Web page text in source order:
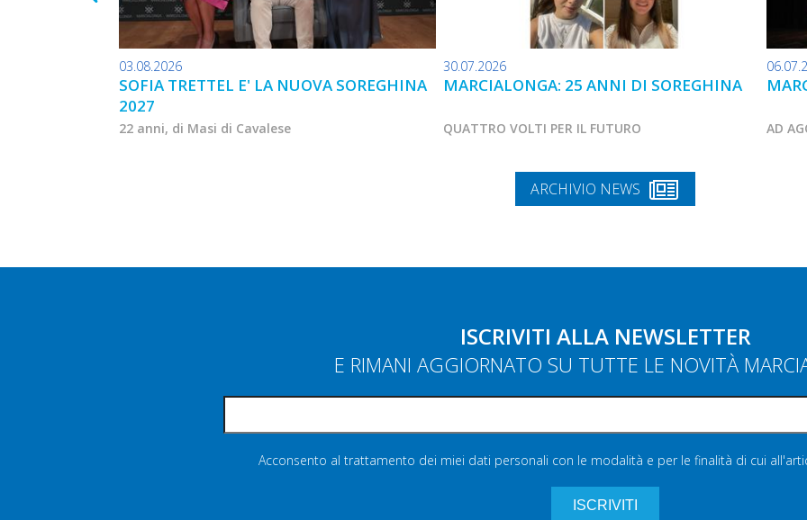
03.08.2026
SOFIA TRETTEL E' LA NUOVA SOREGHINA
2027
22 anni, di Masi di Cavalese
30.07.2026
MARCIALONGA: 25 ANNI DI SOREGHINA
QUATTRO VOLTI PER IL FUTURO AD
ARCHIVIO NEWS
ISCRIVITI ALLA NEWSLETTER
E RIMANI AGGIORNATO SU TUTTE LE NOVITÀ
Acconsento al trattamento dei miei dati personali con le modalità e per le finalità di cui